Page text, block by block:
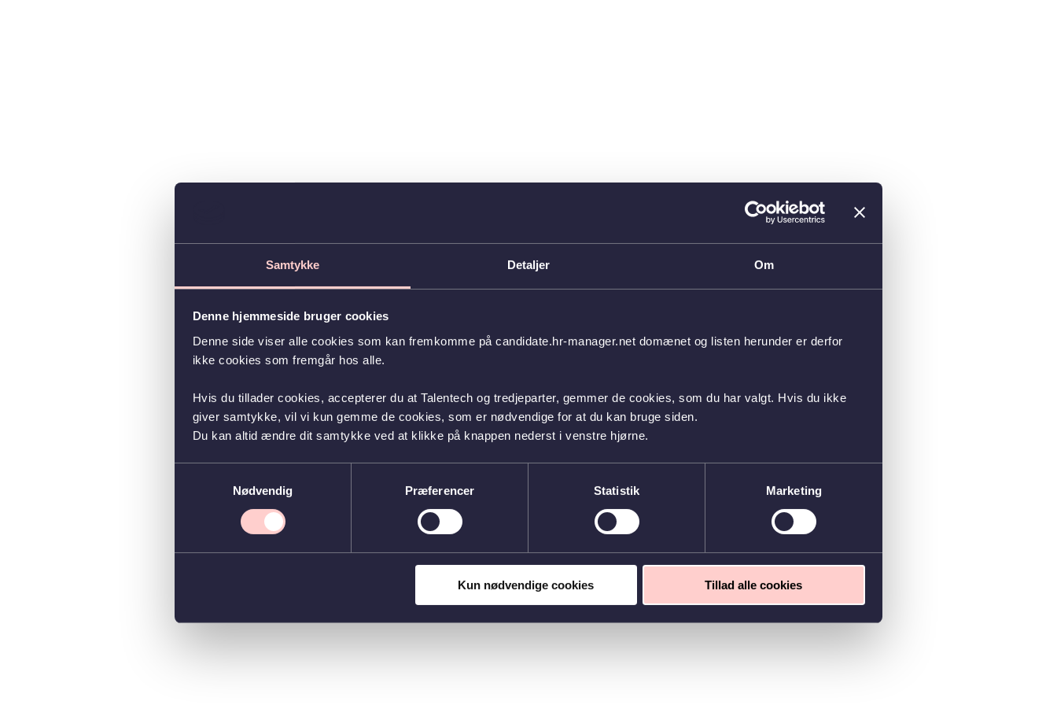
Samtykke Detaljer Om
Denne hjemmeside bruger cookies
Denne side viser alle cookies som kan fremkomme på candidate.hr-manager.net domænet og listen herunder er derfor
ikke cookies som fremgår hos alle.
Hvis du tillader cookies, accepterer du at Talentech og tredjeparter, gemmer de cookies, som du har valgt. Hvis du ikke
giver samtykke, vil vi kun gemme de cookies, som er nødvendige for at du kan bruge siden.
Du kan altid ændre dit samtykke ved at klikke på knappen nederst i venstre hjørne.
Nødvendig
Præferencer Statistik Marketing
Kun nødvendige cookies Tillad alle cookies